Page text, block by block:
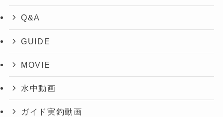
Q&A
GUIDE
MOVIE
水中動画
ガイド実釣動画